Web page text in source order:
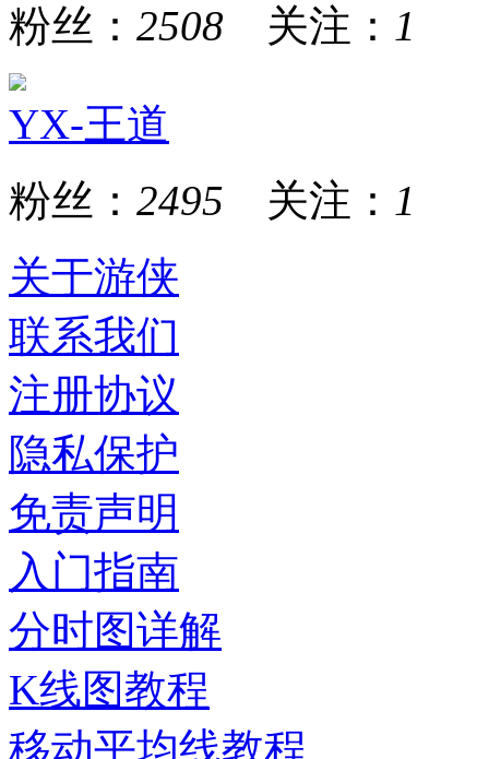
粉丝： 2508 关注： 1
YX-王道
粉丝： 2495 关注： 1
关于游侠
联系我们
注册协议
隐私保护
免责声明
入门指南
分时图详解
K线图教程
移动平均线教程